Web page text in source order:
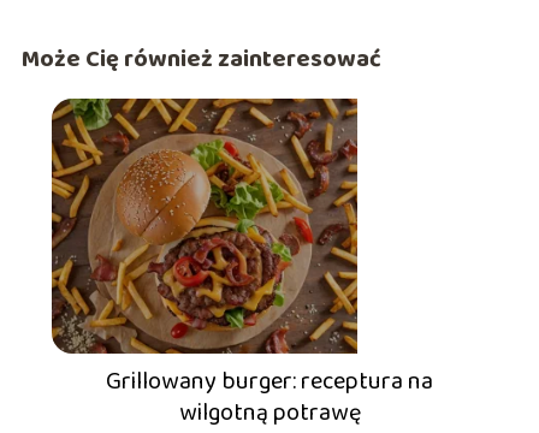
Może Cię również zainteresować
Grillowany burger: receptura na
wilgotną potrawę